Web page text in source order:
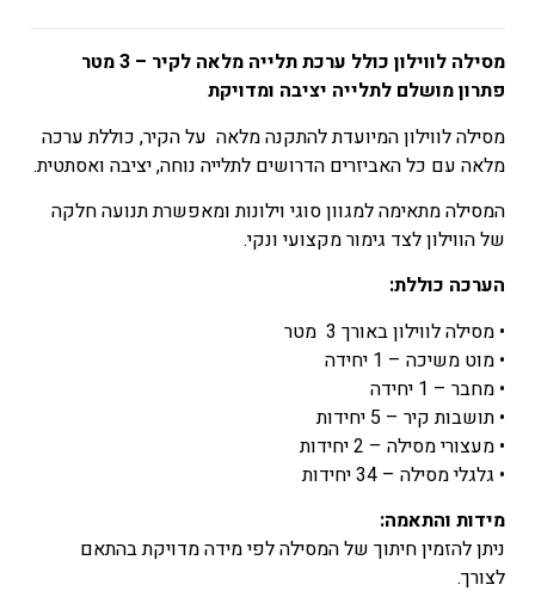
מסילה לווילון כולל ערכת תלייה מלאה לקיר – 3 מטר
פתרון מושלם לתלייה יציבה ומדויקת
מסילה לווילון המיועדת להתקנה מלאה על הקיר, כוללת ערכה
מלאה עם כל האביזרים הדרושים לתלייה נוחה, יציבה ואסתטית.
המסילה מתאימה למגוון סוגי וילונות ומאפשרת תנועה חלקה
של הווילון לצד גימור מקצועי ונקי.
הערכה כוללת:
• מסילה לווילון באורך 3 מטר
• מוט משיכה – 1 יחידה
• מחבר – 1 יחידה
• תושבות קיר – 5 יחידות
• מעצורי מסילה – 2 יחידות
• גלגלי מסילה – 34 יחידות
מידות והתאמה:
ניתן להזמין חיתוך של המסילה לפי מידה מדויקת בהתאם
לצורך.